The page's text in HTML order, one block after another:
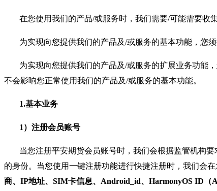
在您使用我们的产品/或服务时，我们需要/可能需要收
为实现向您提供我们的产品及/或服务的基本功能，您
为实现向您提供我们的产品及/或服务的扩展业务功能
不会影响您正常使用我们的产品及/或服务的基本功能。
1.基本业务
1）注册会员账号
当您注册平安期货会员账号时，我们会根据监管机构要
的身份。当您使用一键注册功能进行快捷注册时，我们会
商、IP地址、SIM卡信息、Android_id、HarmonyOS ID（